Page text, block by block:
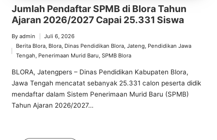
Jumlah Pendaftar SPMB di Blora Tahun
Ajaran 2026/2027 Capai 25.331 Siswa
Posted
By admin Juli 6, 2026
Posted
Berita Blora, Blora, Dinas Pendidikan Blora,Jateng, Pendidikan Jawa
Tengah, Penerimaan Murid Baru,SPMB Blora
BLORA, Jatengpers – Dinas Pendidikan Kabupaten Blora,
Jawa Tengah mencatat sebanyak 25.331 calon peserta didik
mendaftar dalam Sistem Penerimaan Murid Baru (SPMB)
Tahun Ajaran 2026/2027…